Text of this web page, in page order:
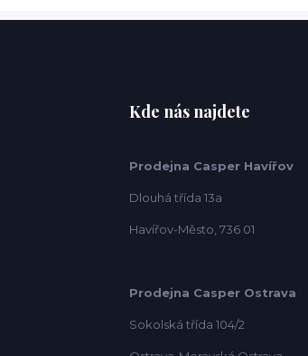
Kde nás najdete
Prodejna Casper Havířov
Dlouhá třída 13a
Havířov-Město, 736 01
Prodejna Casper Ostrava
Sokolská třída 104/2